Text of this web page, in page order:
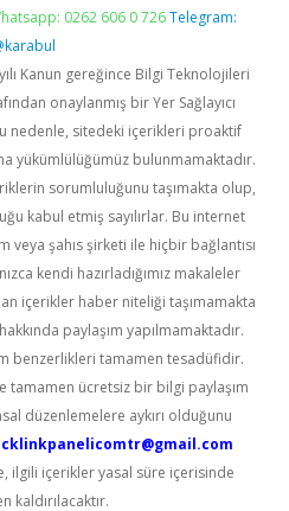
0262 606 0 726 Telegram:
Kanun gereğince Bilgi Teknolojileri
onaylanmış bir Yer Sağlayıcı
nedenle, sitedeki içerikleri proaktif
yükümlülüğümüz bulunmamaktadır.
sorumluluğunu taşımakta olup,
kabul etmiş sayılırlar. Bu internet
şahıs şirketi ile hiçbir bağlantısı
kendi hazırladığımız makaleler
içerikler haber niteliği taşımamakta
paylaşım yapılmamaktadır.
benzerlikleri tamamen tesadüfidir.
tamamen ücretsiz bir bilgi paylaşım
düzenlemelere aykırı olduğunu
ilgili içerikler yasal süre içerisinde
kaldırılacaktır.